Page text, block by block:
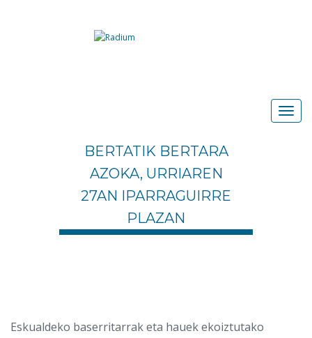
BERTATIK BERTARA
AZOKA, URRIAREN
27AN IPARRAGUIRRE
PLAZAN
Eskualdeko baserritarrak eta hauek ekoiztutako